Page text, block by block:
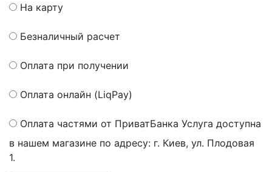
На карту
Безналичный расчет
Оплата при получении
Оплата онлайн (LiqPay)
Оплата частями от ПриватБанка Услуга доступна
в нашем магазине по адресу: г. Киев, ул. Плодовая
1.